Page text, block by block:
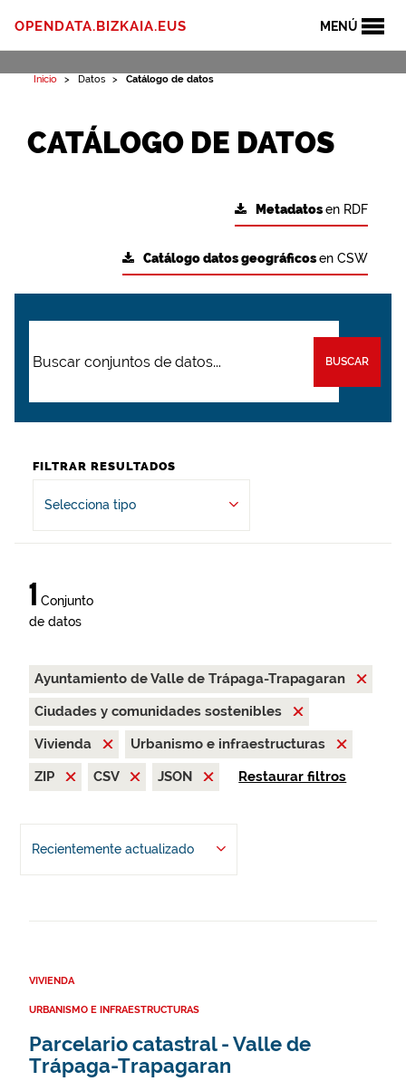
MENÚ
OPENDATA.BIZKAIA.EUS
Inicio Datos Catálogo de datos
CATÁLOGO DE DATOS
Metadatosen RDF
Catálogo datos geográficosen CSW
BUSCAR
FILTRAR RESULTADOS
Selecciona tipo
1 Conjunto
de datos
Ayuntamiento de Valle de Trápaga-Trapagaran
Ciudades y comunidades sostenibles
Vivienda
Urbanismo e infraestructuras
ZIP
CSV JSON Restaurar filtros
Recientemente actualizado
VIVIENDA
URBANISMO E INFRAESTRUCTURAS
Parcelario catastral - Valle de
Trápaga-Trapagaran